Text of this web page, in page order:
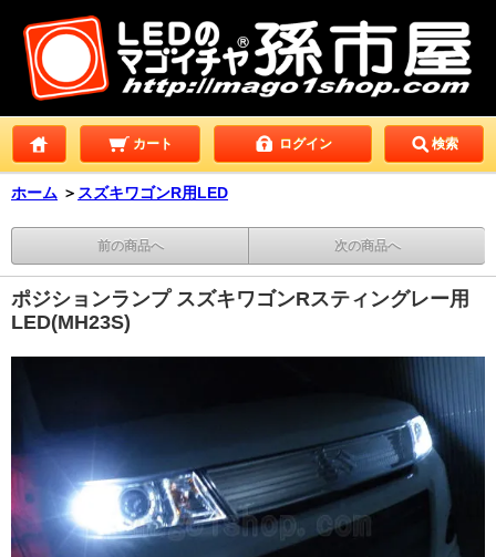
カート ログイン 検索
ホーム ＞ スズキワゴンR用LED
前の商品へ 次の商品へ
ポジションランプ スズキワゴンRスティングレー用
LED(MH23S)